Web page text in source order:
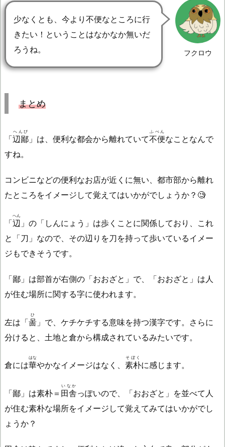
フクロウ
少なくとも、今より不便なところに行
きたい！ということはなかなか無いだ
ろうね。
まとめ
「辺鄙
へんぴ
」は、便利な都会から離れていて不便
ふべん
なことなんで
すね。
コンビニなどの便利なお店が近くに無い、都市部から離れ
たところをイメージして覚えてはいかがでしょうか？🧐
「辺
へん
」の「しんにょう」は歩くことに関係しており、これ
と「刀」なので、その辺りを刀を持って歩いているイメー
ジもできそうです。
「鄙」は部首が右側の「おおざと」で、「おおざと」は人
が住む場所に関する字に使われます。
左は「啚
ひ
」で、ケチケチする意味を持つ漢字です。さらに
分けると、土地と倉から構成されているみたいです。
倉には華
はな
やかなイメージはなく、 素朴
そぼく
に感じます。
「鄙」は素朴＝ 田舎
いなか
っぽいので、「おおざと」を並べて人
が住む素朴な場所をイメージして覚えてみてはいかがでし
ょうか？